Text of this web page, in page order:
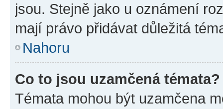
jsou. Stejně jako u oznámení
mají právo přidávat důležitá
Nahoru
Co to jsou uzamčená témata?
Témata mohou být uzamčena